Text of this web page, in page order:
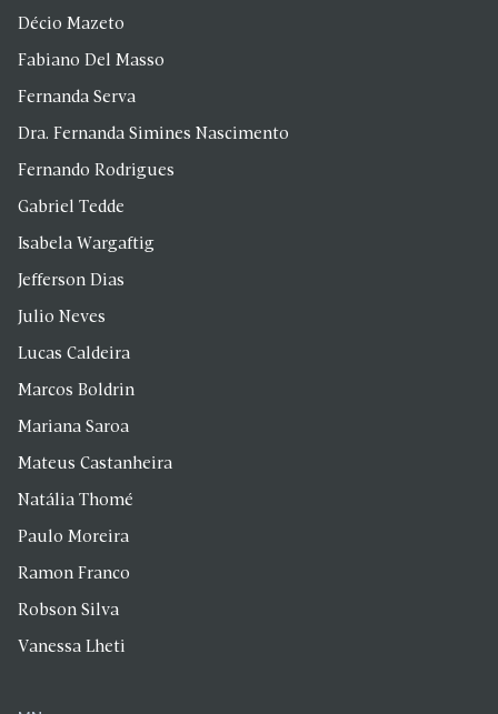
Décio Mazeto
Fabiano Del Masso
Fernanda Serva
Dra. Fernanda Simines Nascimento
Fernando Rodrigues
Gabriel Tedde
Isabela Wargaftig
Jefferson Dias
Julio Neves
Lucas Caldeira
Marcos Boldrin
Mariana Saroa
Mateus Castanheira
Natália Thomé
Paulo Moreira
Ramon Franco
Robson Silva
Vanessa Lheti